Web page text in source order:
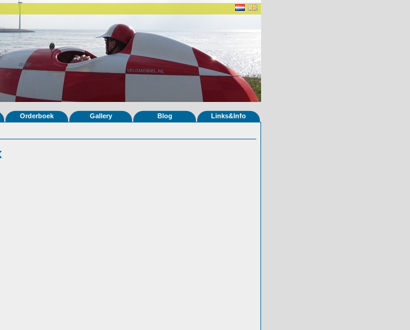
Orderboek Gallery Blog Links&Info